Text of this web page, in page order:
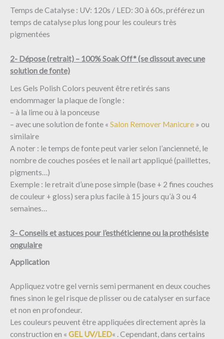
Temps de Catalyse : UV: 120s / LED: 30 à 60s, préférez un
temps de catalyse plus long pour les couleurs très
pigmentées
2- Dépose (retrait) – 100% Soak Off* (se dissout avec une
solution de fonte)
Les Gels Polish Colors peuvent être retirés sans
endommager la plaque de l’ongle :
– à la lime ou à la ponceuse
– avec une solution de fonte « Salon Remover Manicure » ou
similaire ​
A noter : le temps de fonte peut varier selon l’ancienneté, le
nombre de couches posées et le nail art appliqué (paillettes,
pigments…)
Exemple : le retrait d’une pose simple (base + 2 fines couches
de couleur + gloss) sera plus facile à 15 jours qu’à 3 ou 4
semaines…
3- Conseils et astuces pour l’esthéticienne ou la prothésiste
ongulaire
Application
Appliquez votre gel vernis semi permanent en deux couches
fines sinon le gel risque de plisser ou de catalyser en surface
et non en profondeur.
Les couleurs peuvent être appliquées directement après la
construction en « GEL UV/LED« . Cependant, dans certains